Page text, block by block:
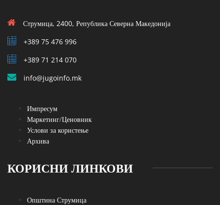
Струмица, 2400, Република Северна Македонија
+389 75 476 996
+389 71 214 070
info@jugoinfo.mk
Импресум
Маркетинг/Ценовник
Услови за користење
Архива
КОРИСНИ ЛИНКОВИ
Општина Струмица